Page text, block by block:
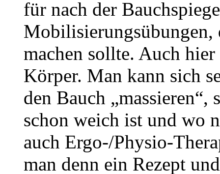
für nach der
Mobilisierungsübungen,
machen sollte. Auch
Körper. Man kann sich
den Bauch „massieren“,
schon weich ist und wo
auch Ergo-/Physio-
man denn ein Rezept